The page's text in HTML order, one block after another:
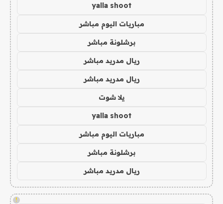
yalla shoot
مباريات اليوم مباشر
برشلونة مباشر
ريال مدريد مباشر
ريال مدريد مباشر
يلا شوت
yalla shoot
مباريات اليوم مباشر
برشلونة مباشر
ريال مدريد مباشر
!